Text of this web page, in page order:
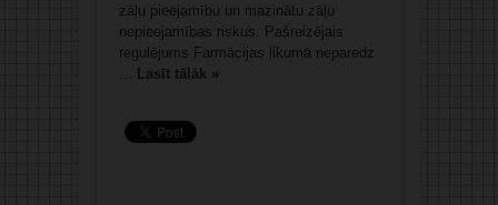
zāļu pieejamību un mazinātu zāļu
nepieejamības riskus. Pašreizējais
regulējums Farmācijas likumā neparedz
... Lasīt tālāk »